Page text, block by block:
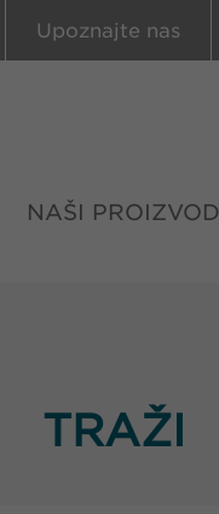
Upoznajte nas
NAŠI
TRAŽI